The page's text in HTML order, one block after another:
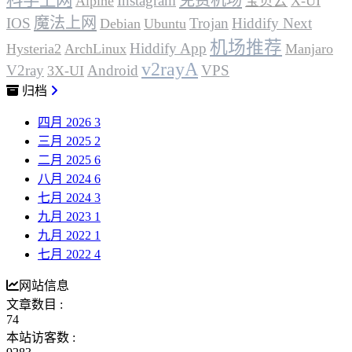
IOS 魔法上网 Debian Ubuntu Trojan Hiddify Next
Hysteria2 ArchLinux Hiddify App 机场推荐 Manjaro
V2ray 3X-UI Android v2rayA VPS
归档
四月 2026 3
三月 2025 2
二月 2025 6
八月 2024 6
七月 2024 3
九月 2023 1
九月 2022 1
七月 2022 4
网站信息
文章数目 :
74
本站访客数 :